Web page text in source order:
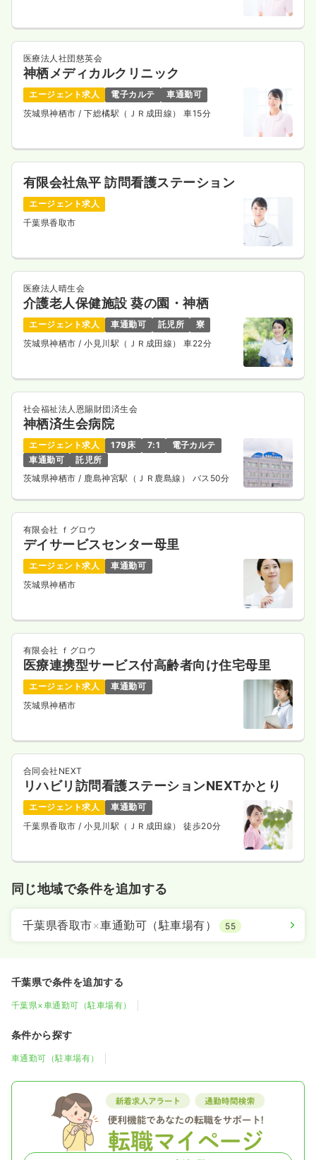
医療法人社団慈英会
神栖メディカルクリニック
エージェント求人 電子カルテ
車通勤可
茨城県神栖市 / 下総橘駅（ＪＲ成田線） 車15分
有限会社魚平 訪問看護ステーション
エージェント求人
千葉県香取市
医療法人晴生会
介護老人保健施設 葵の園・神栖
エージェント求人 車通勤可 託児所
寮
茨城県神栖市 / 小見川駅（ＪＲ成田線） 車22分
社会福祉法人恩賜財団済生会
神栖済生会病院
エージェント求人 179床 7:1
電子カルテ
車通勤可
託児所
茨城県神栖市 / 鹿島神宮駅（ＪＲ鹿島線） バス50分
有限会社 ｆグロウ
デイサービスセンター母里
エージェント求人
車通勤可
茨城県神栖市
有限会社 ｆグロウ
医療連携型サービス付高齢者向け住宅母里
エージェント求人
車通勤可
茨城県神栖市
合同会社NEXT
リハビリ訪問看護ステーションNEXTかとり
エージェント求人
車通勤可
千葉県香取市 / 小見川駅（ＪＲ成田線） 徒歩20分
同じ地域で条件を追加する
千葉県香取市×車通勤可（駐車場有） 55
千葉県で条件を追加する
千葉県×車通勤可（駐車場有）
条件から探す
車通勤可（駐車場有）